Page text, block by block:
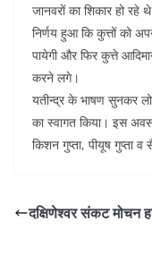
जानवरों का शिकार हो
निर्णय हुआ कि कुत्तों को
पायेगी और फिर कुत्ते
करने लगे।
यतीन्द्र के भाषण सुनकर
का स्वागत किया। इस
किशन गुप्ता, पीयूष गुप्ता
दक्षिणेश्वर संकट मोचन